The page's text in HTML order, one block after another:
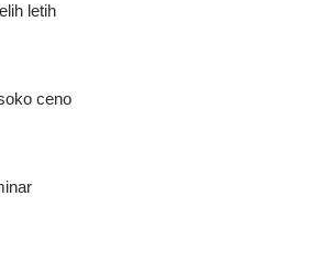
letih
ceno